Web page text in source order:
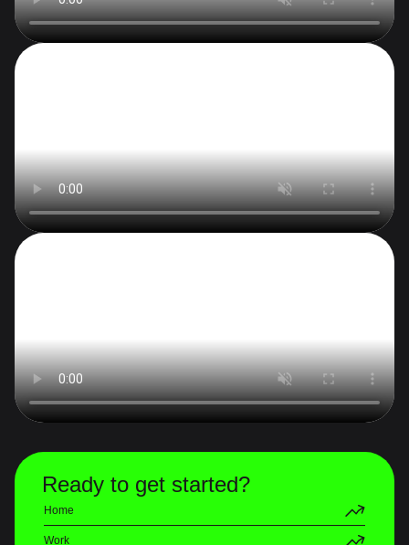
Ready to get started?
Home
Work